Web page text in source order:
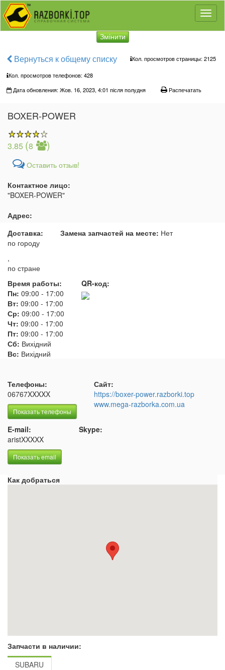
Змінити
Вернуться к общему списку Кол. просмотров страницы: 2125
Кол. просмотров телефонов: 428
Дата обновления: Жов. 16, 2023, 4:01 після полудня
Распечатать
BOXER-POWER
3.85 (8 )
Оставить отзыв!
Контактное лицо:
"BOXER-POWER"
Адрес:
Доставка:
по городу
,
по стране
Замена запчастей на месте: Нет
Время работы:
Пн: 09:00 - 17:00
Вт: 09:00 - 17:00
Ср: 09:00 - 17:00
Чт: 09:00 - 17:00
Пт: 09:00 - 17:00
Сб: Вихідний
Вс: Вихідний
QR-код:
Телефоны:
06767XXXXX
Показать телефоны
Сайт:
https://boxer-power.razborki.top
www.mega-razborka.com.ua
E-mail:
aristXXXXX
Показать email
Skype:
Как добраться
Запчасти в наличии:
SUBARU